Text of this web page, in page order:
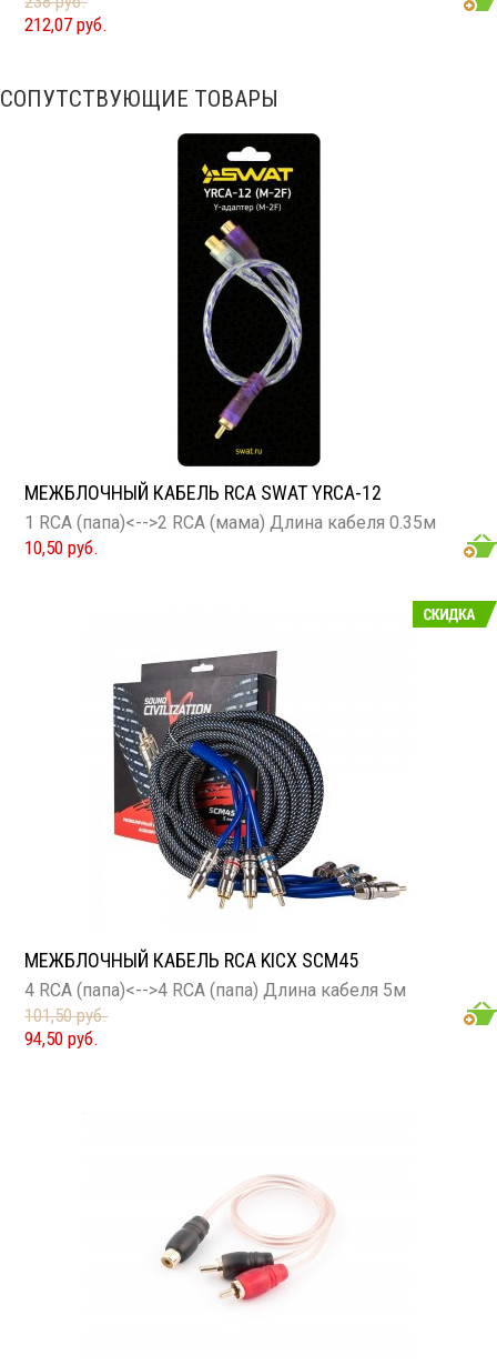
212,07 руб.
СОПУТСТВУЮЩИЕ ТОВАРЫ
МЕЖБЛОЧНЫЙ КАБЕЛЬ RCA SWAT YRCA-12
1 RCA (папа)<-->2 RCA (мама) Длина кабеля 0.35м
10,50 руб.
МЕЖБЛОЧНЫЙ КАБЕЛЬ RCA KICX SCM45
4 RCA (папа)<-->4 RCA (папа) Длина кабеля 5м
101,50 руб.
94,50 руб.